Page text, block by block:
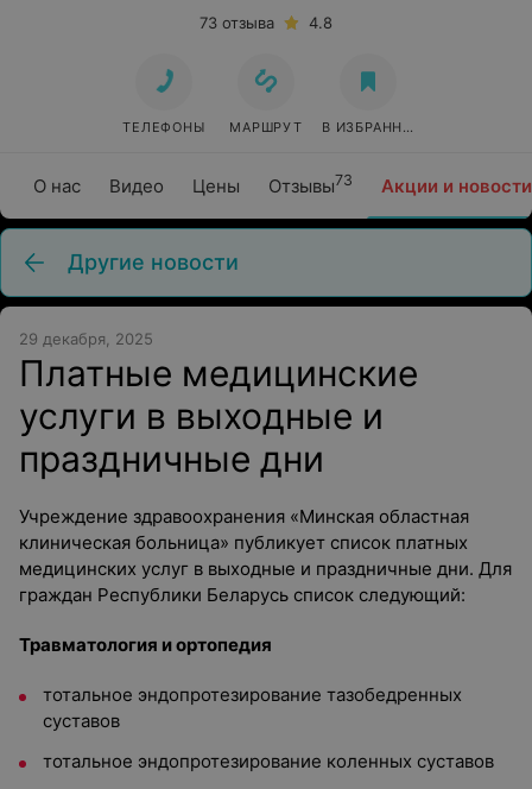
О нас Видео Цены Отзывы73 Акции и новости
73 отзыва
4.8
ТЕЛЕФОНЫ МАРШРУТ В ИЗБРАННОЕ
Другие новости
29 декабря, 2025
Платные медицинские
услуги в выходные и
праздничные дни
Учреждение здравоохранения «Минская областная
клиническая больница» публикует список платных
медицинских услуг в выходные и праздничные дни. Для
граждан Республики Беларусь список следующий:
Травматология и ортопедия
тотальное эндопротезирование тазобедренных
суставов
тотальное эндопротезирование коленных суставов